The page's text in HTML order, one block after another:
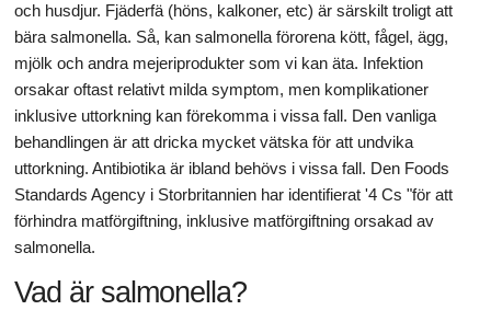
och husdjur. Fjäderfä (höns, kalkoner, etc) är särskilt troligt att
bära salmonella. Så, kan salmonella förorena kött, fågel, ägg,
mjölk och andra mejeriprodukter som vi kan äta. Infektion
orsakar oftast relativt milda symptom, men komplikationer
inklusive uttorkning kan förekomma i vissa fall. Den vanliga
behandlingen är att dricka mycket vätska för att undvika
uttorkning. Antibiotika är ibland behövs i vissa fall. Den Foods
Standards Agency i Storbritannien har identifierat '4 Cs "för att
förhindra matförgiftning, inklusive matförgiftning orsakad av
salmonella.
Vad är salmonella?